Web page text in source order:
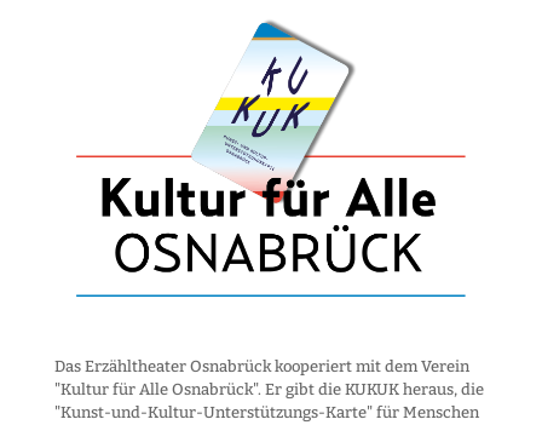
Das Erzähltheater Osnabrück kooperiert mit dem Verein
"Kultur für Alle Osnabrück". Er gibt die KUKUK heraus, die
"Kunst-und-Kultur-Unter­stützungs-Karte" für Menschen